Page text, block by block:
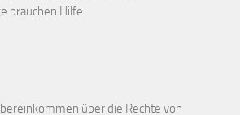
brauchen Hilfe
über die Rechte von